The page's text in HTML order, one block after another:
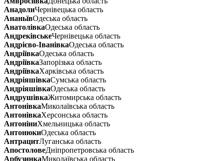
АнадолиЧернівецька область
АнаньївОдеська область
АнатолівкаОдеська область
АндреківськеЧернівецька область
Андрієво-ІванівкаОдеська область
АндріївкаОдеська область
АндріївкаЗапорізька область
АндріївкаХарківська область
АндріяшівкаСумська область
АндріяшівкаОдеська область
АндрушівкаЖитомирська область
АнтонівкаМиколаївська область
АнтонівкаХерсонська область
АнтоніниХмельницька область
АнтонюкиОдеська область
АнтрацитЛуганська область
АпостоловеДніпропетровська область
АрбузинкаМиколаївська область